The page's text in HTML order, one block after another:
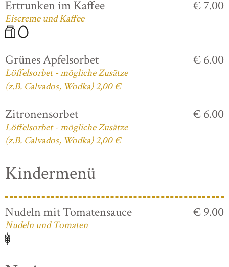
Ertrunken im Kaffee
Eiscreme und Kaffee
€ 7.00
Grünes Apfelsorbet
Löffelsorbet - mögliche Zusätze
(z.B. Calvados, Wodka) 2,00 €
€ 6.00
Zitronensorbet
Löffelsorbet - mögliche Zusätze
(z.B. Calvados, Wodka) 2,00 €
€ 6.00
Kindermenü
Nudeln mit Tomatensauce
Nudeln und Tomaten
€ 9.00